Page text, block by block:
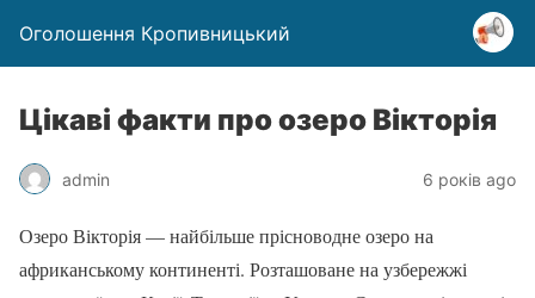
Оголошення Кропивницький
Цікаві факти про озеро Вікторія
admin 6 років ago
Озеро Вікторія — найбільше прісноводне озеро на
африканському континенті. Розташоване на узбережжі